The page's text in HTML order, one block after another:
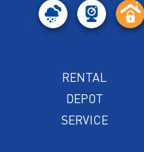
RENTAL
DEPOT
SERVICE